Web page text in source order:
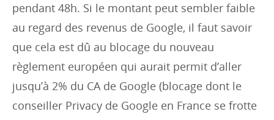
pendant 48h. Si le montant peut sembler faible
au regard des revenus de Google, il faut savoir
que cela est dû au blocage du nouveau
règlement européen qui aurait permit d’aller
jusqu’à 2% du CA de Google (blocage dont le
conseiller Privacy de Google en France se frotte